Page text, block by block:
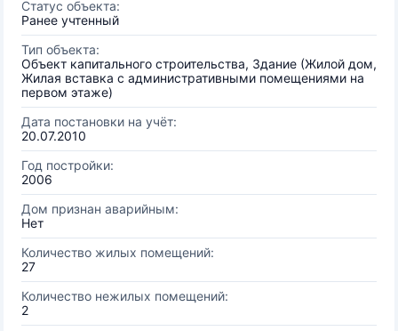
Статус объекта:
Ранее учтенный
Тип объекта:
Объект капитального строительства, Здание (Жилой дом,
Жилая вставка с административными помещениями на
первом этаже)
Дата постановки на учёт:
20.07.2010
Год постройки:
2006
Дом признан аварийным:
Нет
Количество жилых помещений:
27
Количество нежилых помещений:
2